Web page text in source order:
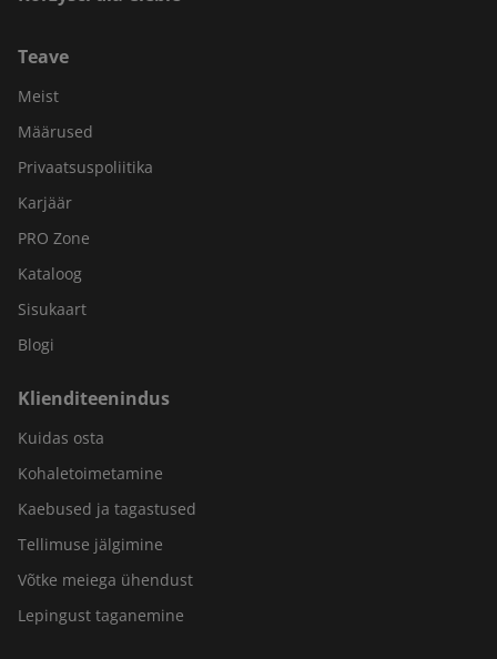
Teave
Meist
Määrused
Privaatsuspoliitika
Karjäär
PRO Zone
Kataloog
Sisukaart
Blogi
Klienditeenindus
Kuidas osta
Kohaletoimetamine
Kaebused ja tagastused
Tellimuse jälgimine
Võtke meiega ühendust
Lepingust taganemine